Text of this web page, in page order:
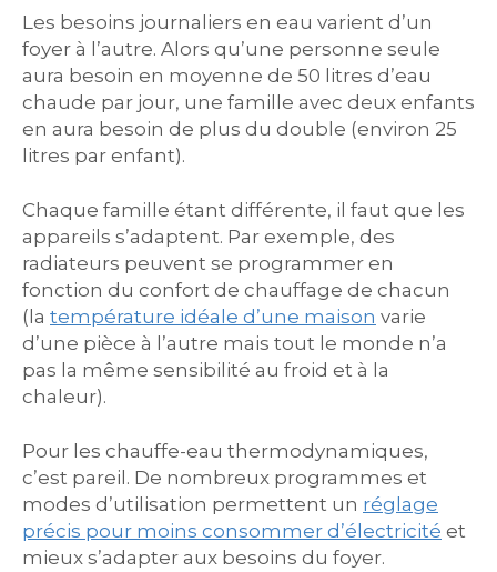
Les besoins journaliers en eau varient d’un
foyer à l’autre. Alors qu’une personne seule
aura besoin en moyenne de 50 litres d’eau
chaude par jour, une famille avec deux enfants
en aura besoin de plus du double (environ 25
litres par enfant).
Chaque famille étant différente, il faut que les
appareils s’adaptent. Par exemple, des
radiateurs peuvent se programmer en
fonction du confort de chauffage de chacun
(la température idéale d’une maison varie
d’une pièce à l’autre mais tout le monde n’a
pas la même sensibilité au froid et à la
chaleur).
Pour les chauffe-eau thermodynamiques,
c’est pareil. De nombreux programmes et
modes d’utilisation permettent un réglage
précis pour moins consommer d’électricité et
mieux s’adapter aux besoins du foyer.